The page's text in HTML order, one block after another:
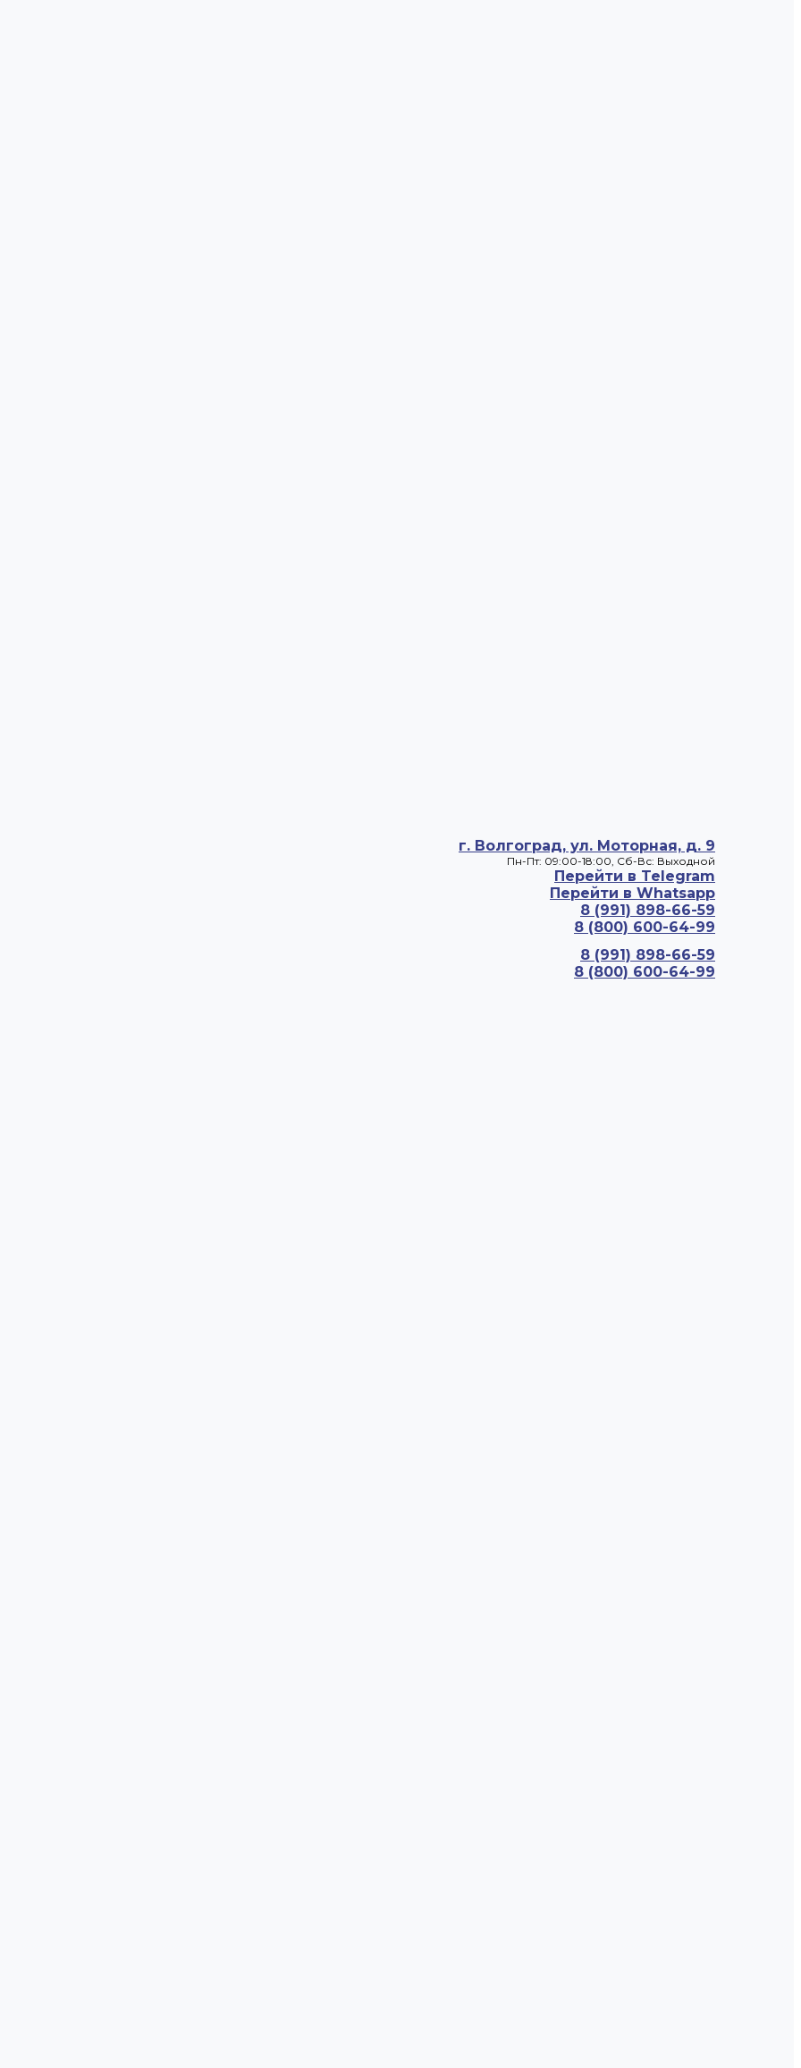
8 (991) 898-66-59
8 (800) 600-64-99
г. Волгоград, ул. Моторная, д. 9
Пн-Пт: 09:00-18:00, Cб-Вс: Выходной
Перейти в Telegram
Перейти в Whatsapp
8 (991) 898-66-59
8 (800) 600-64-99